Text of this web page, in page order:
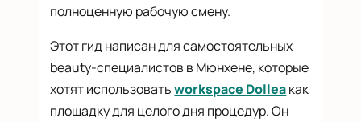
полноценную рабочую смену.
Этот гид написан для самостоятельных
beauty-специалистов в Мюнхене, которые
хотят использоватьworkspace Dolleaкак
площадку для целого дня процедур. Он